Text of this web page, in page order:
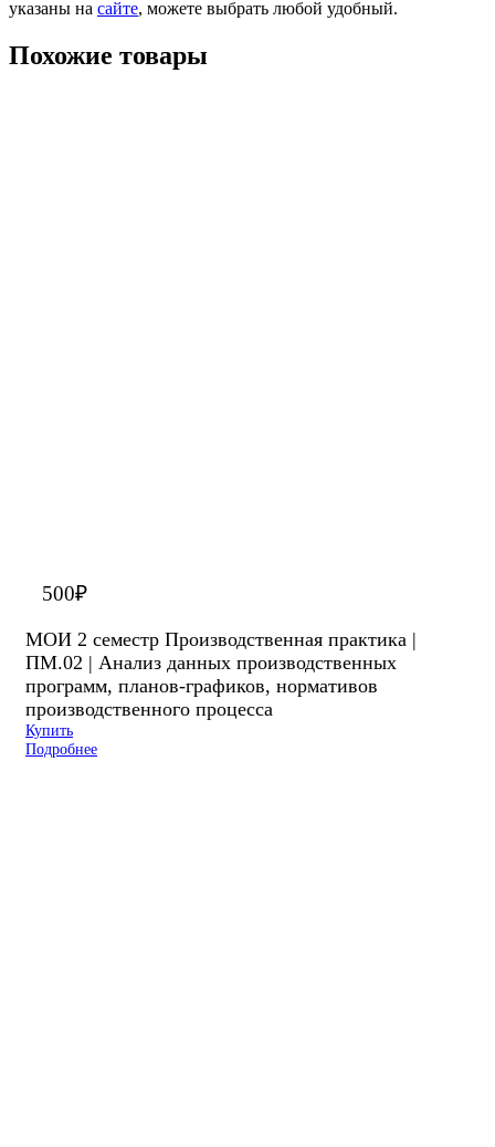
указаны на сайте, можете выбрать любой удобный.
Похожие товары
500₽
МОИ 2 семестр Производственная практика |
ПМ.02 | Анализ данных производственных
программ, планов-графиков, нормативов
производственного процесса
Купить
Подробнее